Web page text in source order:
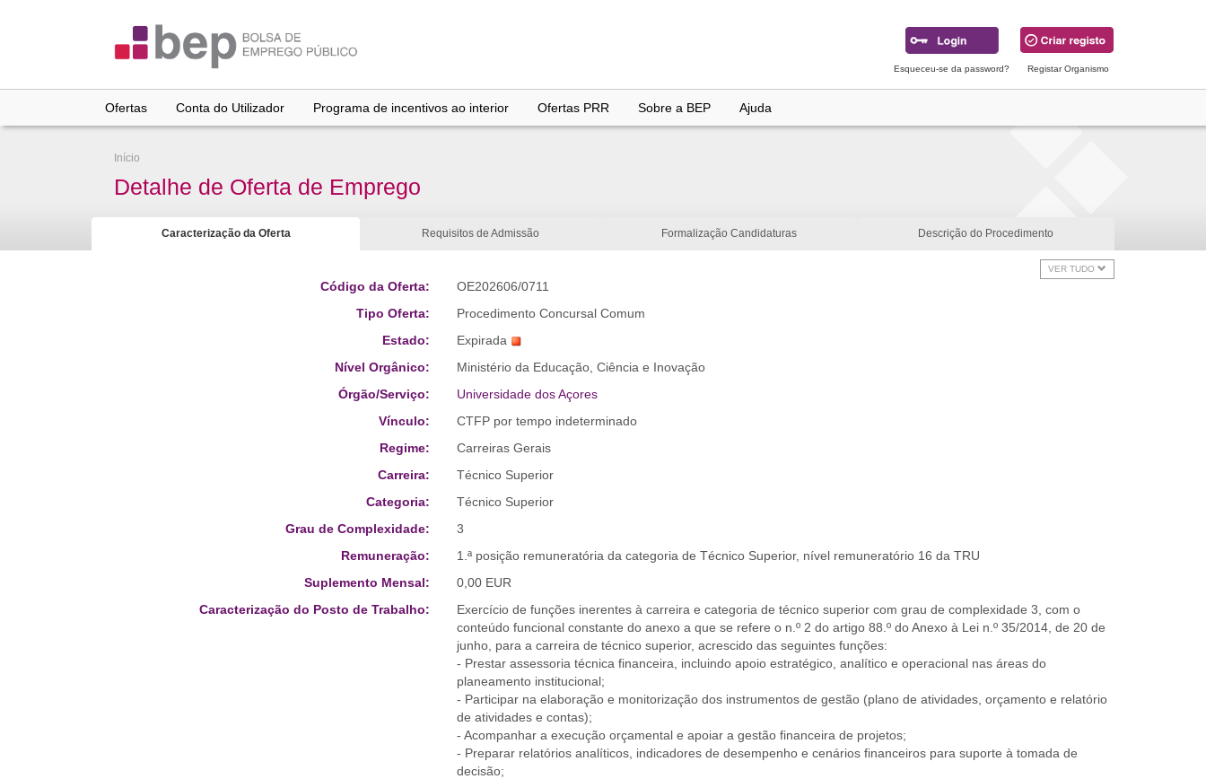
Esqueceu-se da password? Registar Organismo
Ofertas Conta do Utilizador Programa de incentivos ao interior Ofertas PRR Sobre a BEP Ajuda
Início
Detalhe de Oferta de Emprego
Caracterização da Oferta Requisitos de Admissão Formalização Candidaturas Descrição do Procedimento
VER TUDO
Código da Oferta:
OE202606/0711
Tipo Oferta:
Procedimento Concursal Comum
Estado:
Expirada
Nível Orgânico:
Ministério da Educação, Ciência e Inovação
Órgão/Serviço:
Universidade dos Açores
Vínculo:
CTFP por tempo indeterminado
Regime:
Carreiras Gerais
Carreira:
Técnico Superior
Categoria:
Técnico Superior
Grau de Complexidade:
3
Remuneração:
1.ª posição remuneratória da categoria de Técnico Superior, nível remuneratório 16 da TRU
Suplemento Mensal:
0,00 EUR
Caracterização do Posto de Trabalho:
Exercício de funções inerentes à carreira e categoria de técnico superior com grau de complexidade 3, com o
conteúdo funcional constante do anexo a que se refere o n.º 2 do artigo 88.º do Anexo à Lei n.º 35/2014, de 20 de
junho, para a carreira de técnico superior, acrescido das seguintes funções:
- Prestar assessoria técnica financeira, incluindo apoio estratégico, analítico e operacional nas áreas do
planeamento institucional;
- Participar na elaboração e monitorização dos instrumentos de gestão (plano de atividades, orçamento e relatório
de atividades e contas);
- Acompanhar a execução orçamental e apoiar a gestão financeira de projetos;
- Preparar relatórios analíticos, indicadores de desempenho e cenários financeiros para suporte à tomada de
decisão;